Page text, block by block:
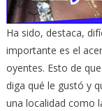
Ha sido, destaca,
importante es el
oyentes. Esto de
diga qué le gustó y
una localidad como